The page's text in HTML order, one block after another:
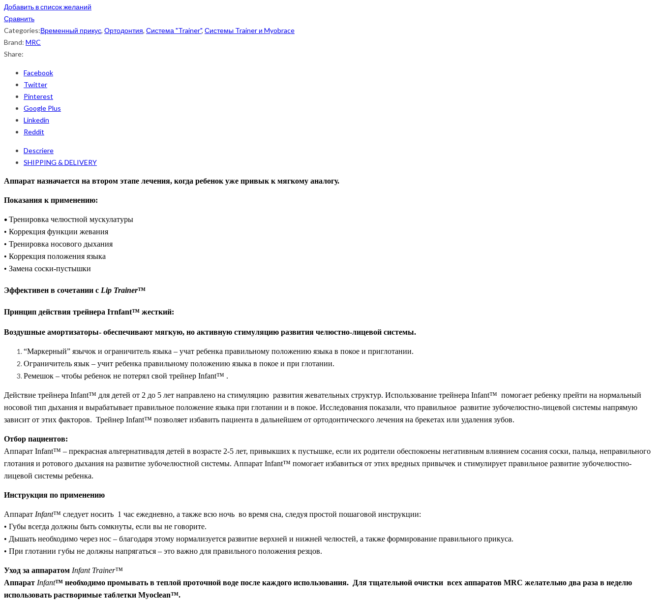
Добавить в список желаний
Сравнить
Categories:Временный прикус, Ортодонтия, Система "Trainer", Системы Trainer и Myobrace
Brand: MRC
Share:
Facebook
Twitter
Pinterest
Google Plus
Linkedin
Reddit
Descriere
SHIPPING & DELIVERY
Аппарат назначается на втором этапе лечения, когда ребенок уже привык к мягкому аналогу.
Показания к применению:
• Тренировка челюстной мускулатуры
• Коррекция функции жевания
• Тренировка носового дыхания
• Коррекция положения языка
• Замена соски-пустышки
Эффективен в сочетании с Lip Trainer™
Принцип действия трейнера Iтnfant™ жесткий:
Воздушные амортизаторы- обеспечивают мягкую, но активную стимуляцию развития челюстно-лицевой системы.
“Маркерный” язычок и ограничитель языка – учат ребенка правильному положению языка в покое и приглотании.
Ограничитель язык – учит ребенка правильному положению языка в покое и при глотании.
Ремешок – чтобы ребенок не потерял свой трейнер Infant™ .
Действие трейнера Infant™ для детей от 2 до 5 лет направлено на стимуляцию развития жевательных структур. Использование трейнера Infant™ помогает ребенку прейти на нормальный
носовой тип дыхания и вырабатывает правильное положение языка при глотании и в покое. Исследования показали, что правильное развитие зубочелюстно-лицевой системы напрямую
зависит от этих факторов. Трейнер Infant™ позволяет избавить пациента в дальнейшем от ортодонтического лечения на брекетах или удаления зубов.
Отбор пациентов:
Аппарат Infant™ – прекрасная альтернативадля детей в возрасте 2-5 лет, привыкших к пустышке, если их родители обеспокоены негативным влиянием сосания соски, пальца, неправильного
глотания и ротового дыхания на развитие зубочелюстной системы. Аппарат Infant™ помогает избавиться от этих вредных привычек и стимулирует правильное развитие зубочелюстно-
лицевой системы ребенка.
Инструкция по применению
Аппарат Infant™ следует носить 1 час ежедневно, а также всю ночь во время сна, следуя простой пошаговой инструкции:
• Губы всегда должны быть сомкнуты, если вы не говорите.
• Дышать необходимо через нос – благодаря этому нормализуется развитие верхней и нижней челюстей, а также формирование правильного прикуса.
• При глотании губы не должны напрягаться – это важно для правильного положения резцов.
Уход за аппаратом Infant Trainer™
Аппарат Infant™ необходимо промывать в теплой проточной воде после каждого использования. Для тщательной очистки всех аппаратов MRC желательно два раза в неделю
использовать растворимые таблетки Myoclean™.